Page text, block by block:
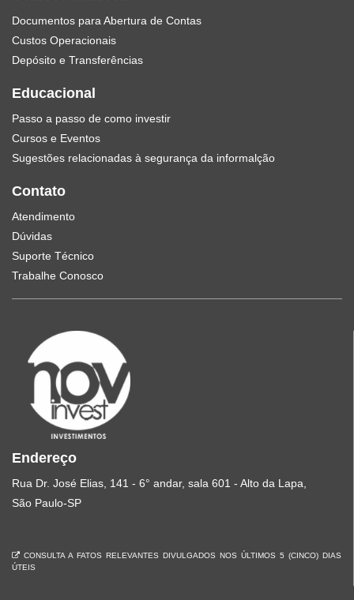
Documentos para Abertura de Contas
Custos Operacionais
Depósito e Transferências
Educacional
Passo a passo de como investir
Cursos e Eventos
Sugestões relacionadas à segurança da informalção
Contato
Atendimento
Dúvidas
Suporte Técnico
Trabalhe Conosco
Endereço
Rua Dr. José Elias, 141 - 6° andar, sala 601 - Alto da Lapa,
São Paulo-SP
CONSULTA A FATOS RELEVANTES DIVULGADOS NOS ÚLTIMOS 5 (CINCO) DIAS
ÚTEIS